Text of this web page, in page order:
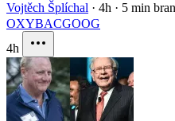
Vojtěch Šplíchal · 4h · 5 min
OXYBACGOOG
4h